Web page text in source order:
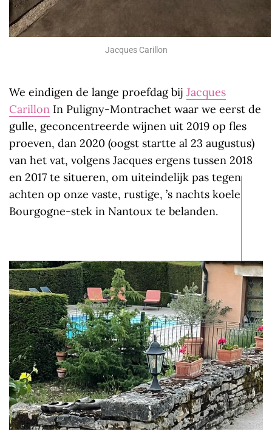
Jacques Carillon
We eindigen de lange proefdag bij Jacques
Carillon In Puligny-Montrachet waar we eerst de
gulle, geconcentreerde wijnen uit 2019 op fles
proeven, dan 2020 (oogst startte al 23 augustus)
van het vat, volgens Jacques ergens tussen 2018
en 2017 te situeren, om uiteindelijk pas tegen
achten op onze vaste, rustige, ’s nachts koele
Bourgogne-stek in Nantoux te belanden.